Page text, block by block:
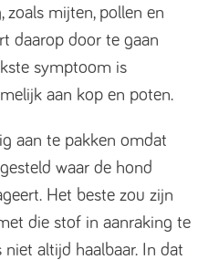
mijten, pollen en
daarop door te gaan
symptoom is
aan kop en poten.
aan te pakken omdat
waar de hond
Het beste zou zijn
die stof in aanraking te
altijd haalbaar. In dat